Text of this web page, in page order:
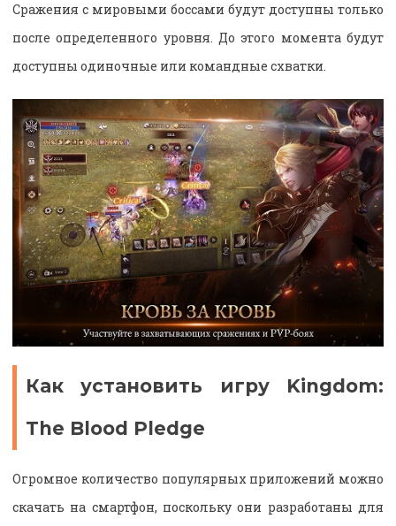
Сражения с мировыми боссами будут доступны только
после определенного уровня. До этого момента будут
доступны одиночные или командные схватки.
Как установить игру Kingdom:
The Blood Pledge
Огромное количество популярных приложений можно
скачать на смартфон, поскольку они разработаны для